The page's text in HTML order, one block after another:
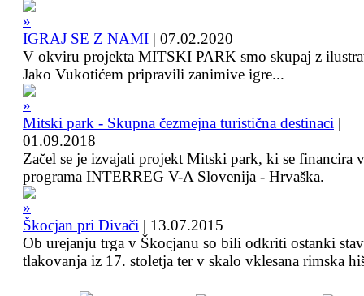
IGRAJ SE Z NAMI | 07.02.2020
V okviru projekta MITSKI PARK smo skupaj z
Jako Vukotićem pripravili zanimive igre...
Mitski park - Skupna čezmejna turistična destinaci |
01.09.2018
Začel se je izvajati projekt Mitski park, ki se financira
programa INTERREG V-A Slovenija - Hrvaška.
Škocjan pri Divači | 13.07.2015
Ob urejanju trga v Škocjanu so bili odkriti ostanki
tlakovanja iz 17. stoletja ter v skalo vklesana rimska